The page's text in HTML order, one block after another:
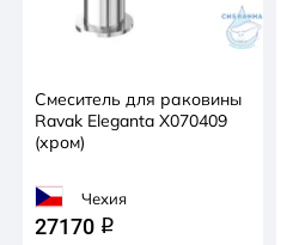
Смеситель для раковины
Ravak Eleganta X070409
(хром)
Чехия
27170 q